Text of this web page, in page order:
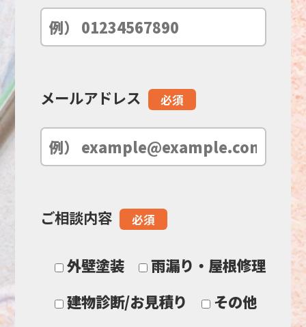
ル
空
ま
メールアドレス 必須
ご相談内容 必須
外壁塗装
雨漏り・屋根修理
建物診断/お見積り
その他